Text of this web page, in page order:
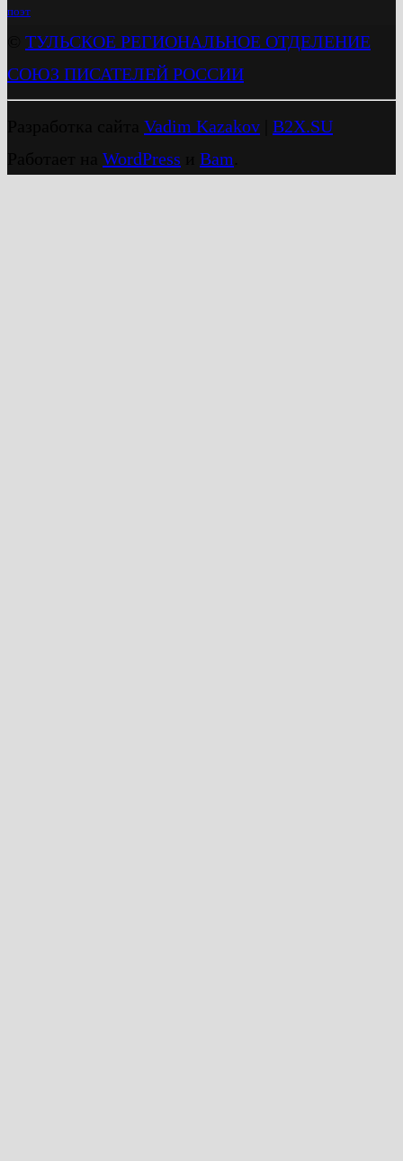
поэт
ТУЛЬСКОЕ РЕГИОНАЛЬНОЕ ОТДЕЛЕНИЕ
СОЮЗ ПИСАТЕЛЕЙ РОССИИ
Vadim Kazakov
B2X.SU
WordPress Bam